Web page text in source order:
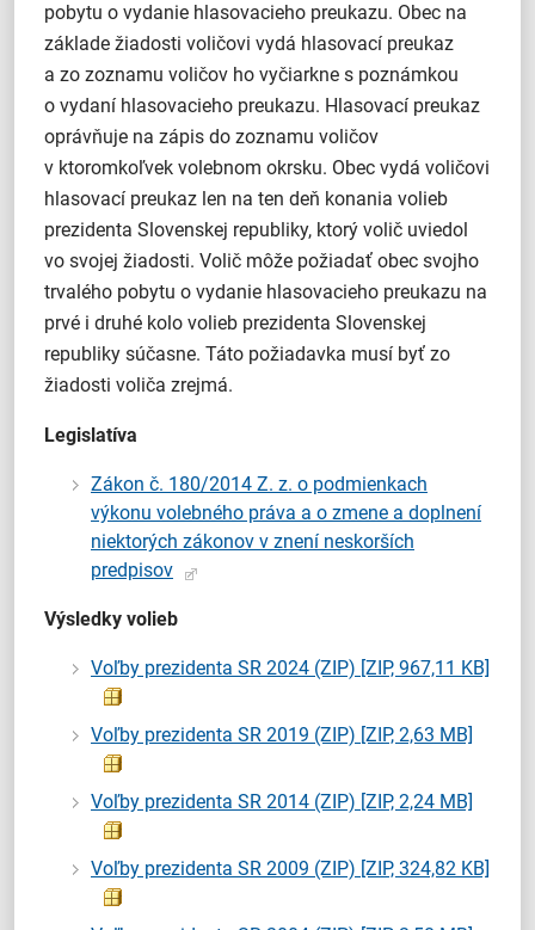
pobytu o vydanie hlasovacieho preukazu. Obec na
základe žiadosti voličovi vydá hlasovací preukaz
a zo zoznamu voličov ho vyčiarkne s poznámkou
o vydaní hlasovacieho preukazu. Hlasovací preukaz
oprávňuje na zápis do zoznamu voličov
v ktoromkoľvek volebnom okrsku. Obec vydá voličovi
hlasovací preukaz len na ten deň konania volieb
prezidenta Slovenskej republiky, ktorý volič uviedol
vo svojej žiadosti. Volič môže požiadať obec svojho
trvalého pobytu o vydanie hlasovacieho preukazu na
prvé i druhé kolo volieb prezidenta Slovenskej
republiky súčasne. Táto požiadavka musí byť zo
žiadosti voliča zrejmá.
Legislatíva
Zákon č. 180/2014 Z. z. o podmienkach
výkonu volebného práva a o zmene a doplnení
niektorých zákonov v znení neskorších
predpisov
Výsledky volieb
Voľby prezidenta SR 2024 (ZIP) [ZIP, 967,11 KB]
Voľby prezidenta SR 2019 (ZIP) [ZIP, 2,63 MB]
Voľby prezidenta SR 2014 (ZIP) [ZIP, 2,24 MB]
Voľby prezidenta SR 2009 (ZIP) [ZIP, 324,82 KB]